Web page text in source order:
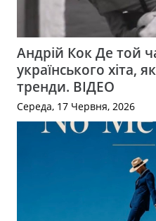
Андрій Кок Де той
українського хіта,
тренди. ВІДЕО
Середа, 17 Червня, 2026